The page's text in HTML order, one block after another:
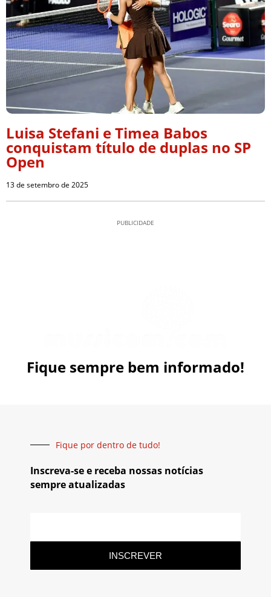
Luisa Stefani e Timea Babos
conquistam título de duplas no SP
Open
13 de setembro de 2025
PUBLICIDADE
Fique sempre bem informado!
Fique por dentro de tudo!
Inscreva-se e receba nossas notícias
sempre atualizadas
INSCREVER